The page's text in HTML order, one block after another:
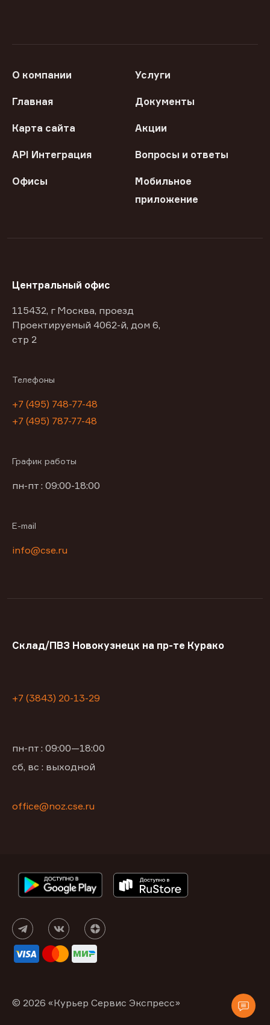
О компании Услуги
Главная Документы
Карта сайта Акции
API Интеграция Вопросы и ответы
Офисы
Мобильное
приложение
Центральный офис
115432, г Москва, проезд
Проектируемый 4062-й, дом 6,
стр 2
Телефоны
+7 (495) 748-77-48
+7 (495) 787-77-48
График работы
пн-пт : 09:00-18:00
E-mail
info@cse.ru
Склад/ПВЗ Новокузнецк на пр-те Курако
+7 (3843) 20-13-29
пн-пт : 09:00—18:00
сб, вс : выходной
office@noz.cse.ru
© 2026 «Курьер Сервис Экспресс»